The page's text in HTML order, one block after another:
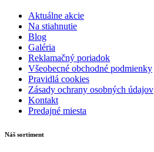
Aktuálne akcie
Na stiahnutie
Blog
Galéria
Reklamačný poriadok
Všeobecné obchodné podmienky
Pravidlá cookies
Zásady ochrany osobných údajov
Kontakt
Predajné miesta
Náš sortiment